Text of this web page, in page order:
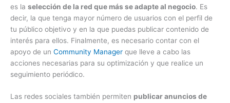
es la selección de la red que más se adapte al negocio. Es
decir, la que tenga mayor número de usuarios con el perfil de
tu público objetivo y en la que puedas publicar contenido de
interés para ellos. Finalmente, es necesario contar con el
apoyo de un Community Manager que lleve a cabo las
acciones necesarias para su optimización y que realice un
seguimiento periódico.
Las redes sociales también permiten publicar anuncios de